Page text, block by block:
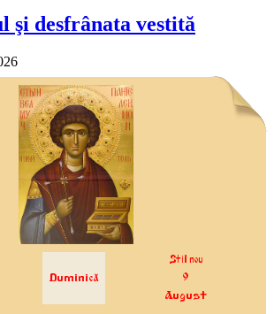
şi desfrânata vestită